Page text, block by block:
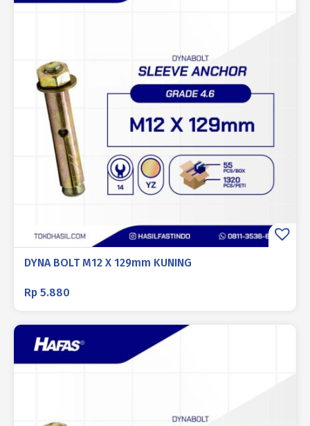
DYNA BOLT M12 X 129mm KUNING
Rp 5.880